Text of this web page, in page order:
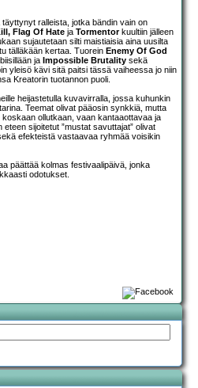
ralleista, jotka bändin vain on
Flag Of Hate ja Tormentorkuultiin jälleen
sujautetaan silti maistiaisia aina uusilta
tälläkään kertaa. Tuorein Enemy Of God
ja Impossible Brutality sekä
yleisö kävi sitä paitsi tässä vaiheessa jo niin
Kreatorin tuotannon puoli.
heijastetulla kuvavirralla, jossa kuhunkin
Teemat olivat pääosin synkkiä, mutta
ollutkaan, vaan kantaaottavaa ja
sijoitetut ”mustat savuttajat” olivat
efekteistä vastaavaa ryhmää voisikin
päättää kolmas festivaalipäivä, jonka
odotukset.